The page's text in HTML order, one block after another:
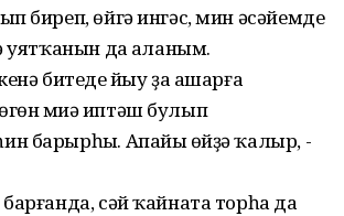
биреп, өйгә ингәс, мин әсәйемдең
уятҡанын да аңланым.
битеңде йыу ҙа ашарға
миңә иптәш булып
барырһың. Апайың өйҙә ҡалыр, -
сәй ҡайната торһаң да